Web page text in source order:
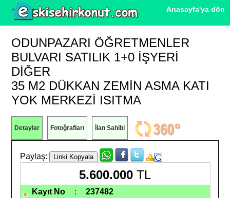
Anasayfa'ya dön
ODUNPAZARI ÖĞRETMENLER
BULVARI SATILIK 1+0 İŞYERI
DIĞER
35 M2 DÜKKAN ZEMIN ASMA KATI
YOK MERKEZI ISITMA
Detaylar Fotoğrafları İlan Sahibi
Paylaş:
5.600.000 TL
Kayıt No :
237482